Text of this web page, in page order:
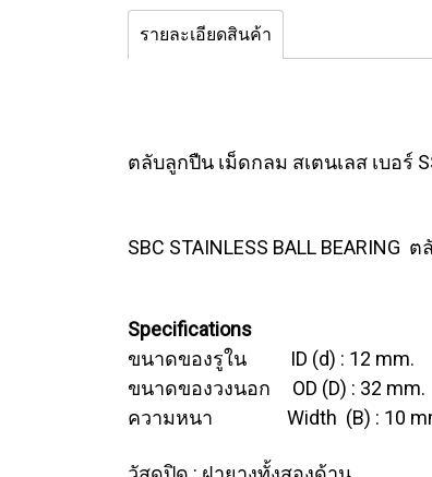
รายละเอียดสินค้า
ตลับลูกปืน เม็ดกลม สเตนเลส เบอร์
SBC STAINLESS BALL
Specifications
ขนาดของรูใน ID (d) : 12 mm.
ขนาดของวงนอก OD (D) : 32 mm.
ความหนา Width (B) : 10